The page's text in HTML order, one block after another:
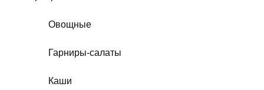
Овощные
Гарниры-салаты
Каши